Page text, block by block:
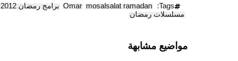
Tags:
mosalsalat ramadan
Omar برامج رمضان 2012
مسلسلات رمضان
مواضيع مشابهة